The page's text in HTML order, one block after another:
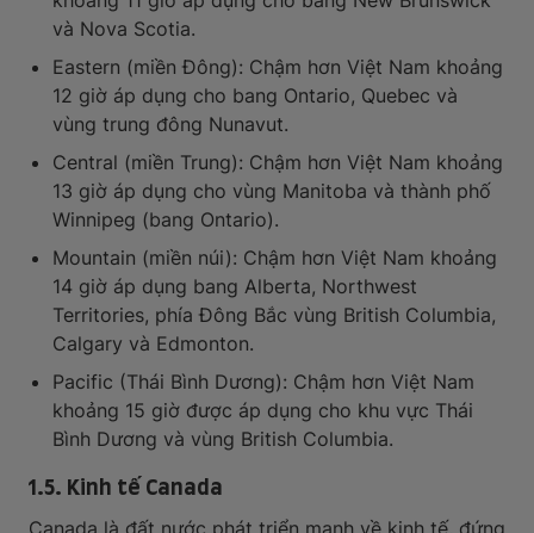
và Nova Scotia.
Eastern (miền Đông): Chậm hơn Việt Nam khoảng
12 giờ áp dụng cho bang Ontario, Quebec và
vùng trung đông Nunavut.
Central (miền Trung): Chậm hơn Việt Nam khoảng
13 giờ áp dụng cho vùng Manitoba và thành phố
Winnipeg (bang Ontario).
Mountain (miền núi): Chậm hơn Việt Nam khoảng
14 giờ áp dụng bang Alberta, Northwest
Territories, phía Đông Bắc vùng British Columbia,
Calgary và Edmonton.
Pacific (Thái Bình Dương): Chậm hơn Việt Nam
khoảng 15 giờ được áp dụng cho khu vực Thái
Bình Dương và vùng British Columbia.
1.5. Kinh tế Canada